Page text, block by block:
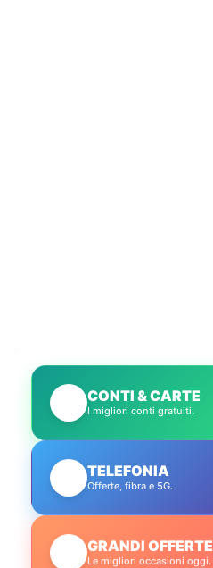
CONTI & CARTE
I migliori conti gratuiti.
TELEFONIA
Offerte, fibra e 5G.
GRANDI OFFERTE
Le migliori occasioni oggi.